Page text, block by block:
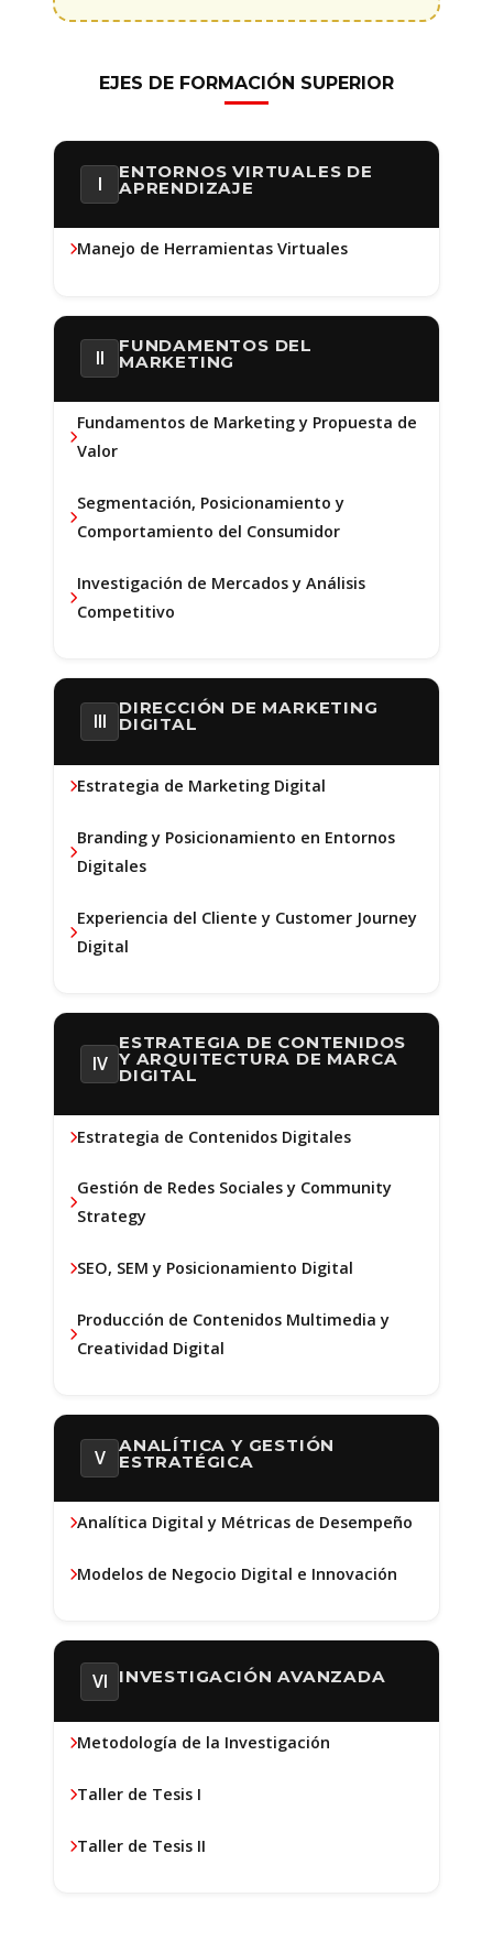
EJES DE FORMACIÓN SUPERIOR
I
ENTORNOS VIRTUALES DE
APRENDIZAJE
Manejo de Herramientas Virtuales
II
FUNDAMENTOS DEL
MARKETING
Fundamentos de Marketing y Propuesta de
Valor
Segmentación, Posicionamiento y
Comportamiento del Consumidor
Investigación de Mercados y Análisis
Competitivo
III
DIRECCIÓN DE MARKETING
DIGITAL
Estrategia de Marketing Digital
Branding y Posicionamiento en Entornos
Digitales
Experiencia del Cliente y Customer Journey
Digital
IV
ESTRATEGIA DE CONTENIDOS
Y ARQUITECTURA DE MARCA
DIGITAL
Estrategia de Contenidos Digitales
Gestión de Redes Sociales y Community
Strategy
SEO, SEM y Posicionamiento Digital
Producción de Contenidos Multimedia y
Creatividad Digital
V
ANALÍTICA Y GESTIÓN
ESTRATÉGICA
Analítica Digital y Métricas de Desempeño
Modelos de Negocio Digital e Innovación
VI INVESTIGACIÓN AVANZADA
Metodología de la Investigación
Taller de Tesis I
Taller de Tesis II